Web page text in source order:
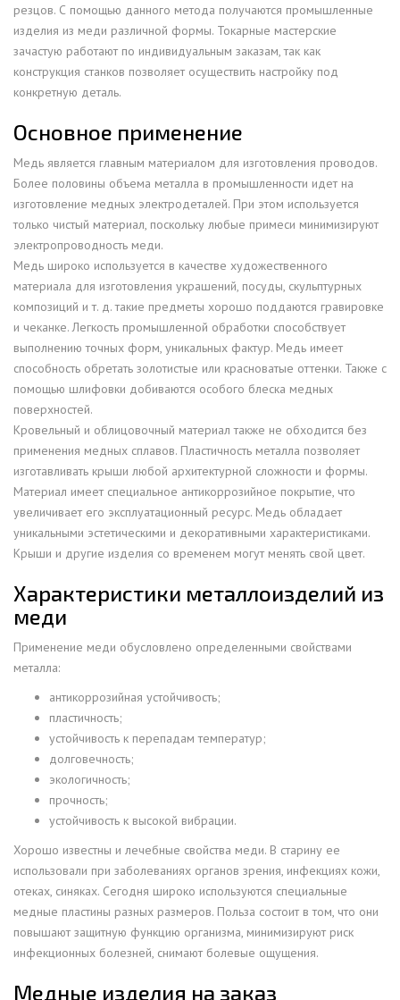
резцов. С помощью данного метода получаются промышленные
изделия из меди различной формы. Токарные мастерские
зачастую работают по индивидуальным заказам, так как
конструкция станков позволяет осуществить настройку под
конкретную деталь.
Основное применение
Медь является главным материалом для изготовления проводов.
Более половины объема металла в промышленности идет на
изготовление медных электродеталей. При этом используется
только чистый материал, поскольку любые примеси минимизируют
электропроводность меди.
Медь широко используется в качестве художественного
материала для изготовления украшений, посуды, скульптурных
композиций и т. д. такие предметы хорошо поддаются гравировке
и чеканке. Легкость промышленной обработки способствует
выполнению точных форм, уникальных фактур. Медь имеет
способность обретать золотистые или красноватые оттенки. Также с
помощью шлифовки добиваются особого блеска медных
поверхностей.
Кровельный и облицовочный материал также не обходится без
применения медных сплавов. Пластичность металла позволяет
изготавливать крыши любой архитектурной сложности и формы.
Материал имеет специальное антикоррозийное покрытие, что
увеличивает его эксплуатационный ресурс. Медь обладает
уникальными эстетическими и декоративными характеристиками.
Крыши и другие изделия со временем могут менять свой цвет.
Характеристики металлоизделий из
меди
Применение меди обусловлено определенными свойствами
металла:
антикоррозийная устойчивость;
пластичность;
устойчивость к перепадам температур;
долговечность;
экологичность;
прочность;
устойчивость к высокой вибрации.
Хорошо известны и лечебные свойства меди. В старину ее
использовали при заболеваниях органов зрения, инфекциях кожи,
отеках, синяках. Сегодня широко используются специальные
медные пластины разных размеров. Польза состоит в том, что они
повышают защитную функцию организма, минимизируют риск
инфекционных болезней, снимают болевые ощущения.
Медные изделия на заказ